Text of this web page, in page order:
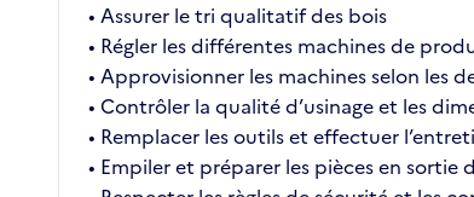
• Assurer le tri qualitatif des bois
• Régler les différentes machines de
• Approvisionner les machines selon les
• Contrôler la qualité d’usinage et les
• Remplacer les outils et effectuer
• Empiler et préparer les pièces en sortie